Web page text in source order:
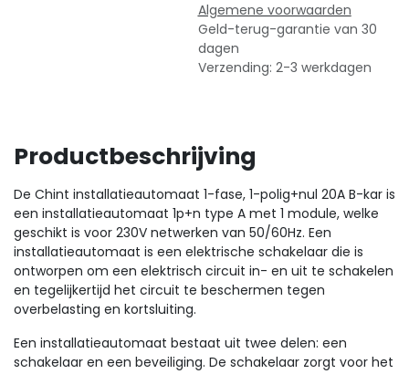
Algemene voorwaarden
Geld-terug-garantie van 30
dagen
Verzending: 2-3 werkdagen
Productbeschrijving
De Chint installatieautomaat 1-fase, 1-polig+nul 20A B-kar is
een installatieautomaat 1p+n type A met 1 module, welke
geschikt is voor 230V netwerken van 50/60Hz. Een
installatieautomaat is een elektrische schakelaar die is
ontworpen om een elektrisch circuit in- en uit te schakelen
en tegelijkertijd het circuit te beschermen tegen
overbelasting en kortsluiting.
Een installatieautomaat bestaat uit twee delen: een
schakelaar en een beveiliging. De schakelaar zorgt voor het